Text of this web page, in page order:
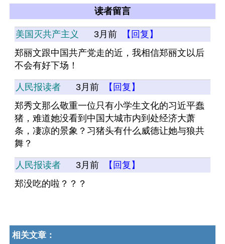
读者留言
美国灭共产主义 3月前
【回复】
郑丽文跟中国共产党走的近，我相信郑丽文以后
不会有好下场！
人民报读者 3月前
【回复】
郑秀文那么敬重一位只有小学生文化的习近平蠢
猪，难道她没看到中国大城市内到处经济大萧
条，凄凉的景象？习猪头有什么威德让她与狼共
舞？
人民报读者 3月前
【回复】
郑没吃的啦？？？
相关文章：